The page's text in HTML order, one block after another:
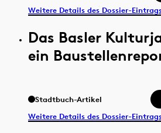
Weitere Details des Dossier-
Das Basler
ein
Stadtbuch-Artikel
Weitere Details des Dossier-